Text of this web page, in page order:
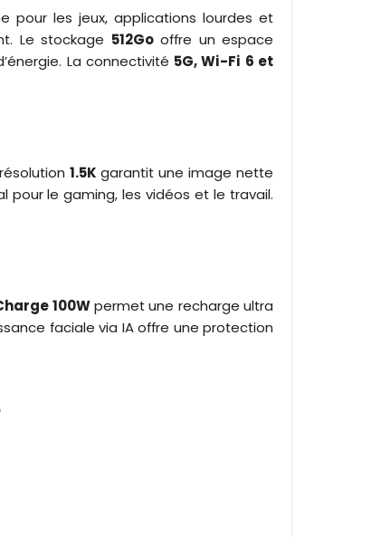
pour les jeux, applications lourdes et
Le stockage 512Gooffre un espace
La connectivité 5G, Wi-Fi 6 et
1.5K garantit une image nette
le gaming, les vidéos et le travail.
100Wpermet une recharge ultra
faciale via IA offre une protection